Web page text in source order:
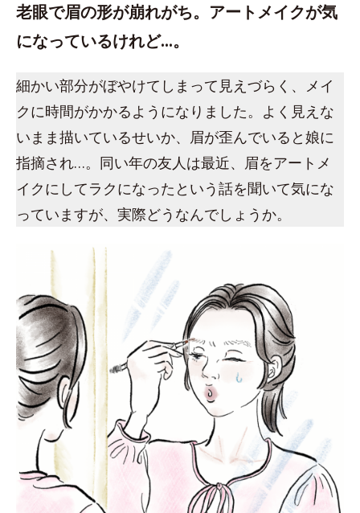
老眼で眉の形が崩れがち。アートメイクが気
になっているけれど…。
細かい部分がぼやけてしまって見えづらく、メイ
クに時間がかかるようになりました。よく見えな
いまま描いているせいか、眉が歪んでいると娘に
指摘され…。同い年の友人は最近、眉をアートメ
イクにしてラクになったという話を聞いて気にな
っていますが、実際どうなんでしょうか。